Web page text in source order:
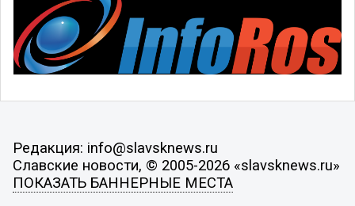
Редакция: info@slavsknews.ru
Славские новости, © 2005-2026 «slavsknews.ru»
ПОКАЗАТЬ БАННЕРНЫЕ МЕСТА